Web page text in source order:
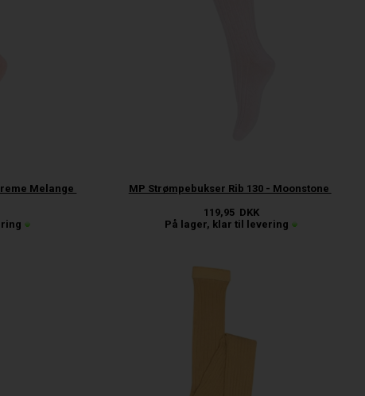
Melange
MP Strømpebukser Rib 130 - Moonstone
119,95 DKK
På lager, klar til levering